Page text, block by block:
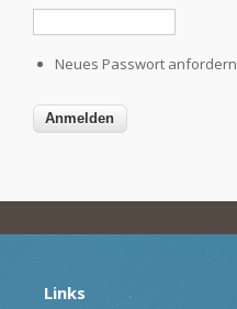
Neues Passwort anfordern
Links